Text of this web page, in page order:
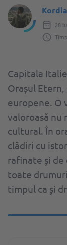
28
Capitala
Orașul
europene. O
valoroasă nu
cultural. În
clădiri cu
rafinate și de
toate
timpul ca și